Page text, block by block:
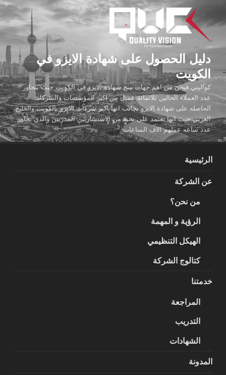
المحتوى
دليل الحصول على شهادة الايزو في
الكويت
كواليتي فيجن من اهم جهات منح شهادة الايزو في الكويت حيث يتجاوز
عدد العملاء الحالين ثلاثمائة عميل من اكبر المؤسسات والشركات
الحاصله على شهادة الايزو بجانب انها اكبر شركات الايزو بالكويت والخليج
العربي حيث انها تعتمد على نخبة من الاستشاريين المدربين والذي تجاوز
عدد ساعه عملهم الاف الساعات
الرئيسية
عن الشركة
من نحن؟
الرؤية و المهمة
الهيكل التنظيمي
كتالوج الشركة
خدمتنا
المراجعة
التدريب
الشهادات
المدونة